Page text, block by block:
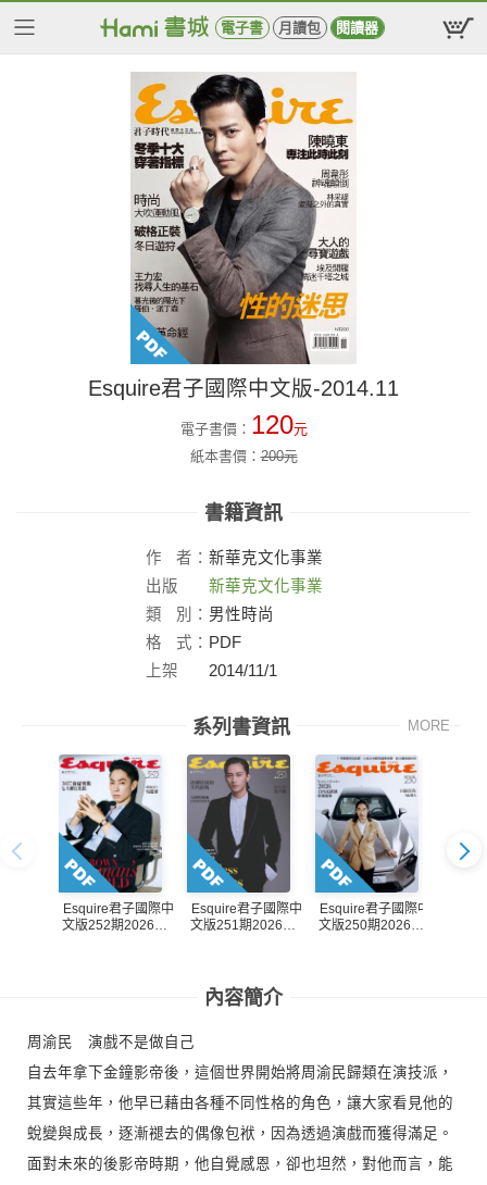
電子書 月讀包 閱讀器
Esquire君子國際中文版-2014.11
電子書價： 120元
紙本書價：200元
書籍資訊
作 者： 新華克文化事業
出版
社：
新華克文化事業
類
別： 男性時尚
格
式： PDF
上架
2014/11/1
系列書資訊 MORE
Esquire君子國際中
文版252期2026年8
Esquire君子國際中
文版251期2026年7
Esquire君子國際中
文版250期2026年6
內容簡介
周渝民 演戲不是做自己
自去年拿下金鐘影帝後，這個世界開始將周渝民歸類在演技派，
其實這些年，他早已藉由各種不同性格的角色，讓大家看見他的
蛻變與成長，逐漸褪去的偶像包袱，因為透過演戲而獲得滿足。
面對未來的後影帝時期，他自覺感恩，卻也坦然，對他而言，能